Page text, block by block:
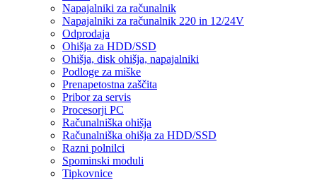
Napajalniki za računalnik
Napajalniki za računalnik 220 in 12/24V
Odprodaja
Ohišja za HDD/SSD
Ohišja, disk ohišja, napajalniki
Podloge za miške
Prenapetostna zaščita
Pribor za servis
Procesorji PC
Računalniška ohišja
Računalniška ohišja za HDD/SSD
Razni polnilci
Spominski moduli
Tipkovnice